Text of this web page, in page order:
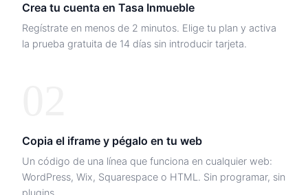
Crea tu cuenta en Tasa Inmueble
Regístrate en menos de 2 minutos. Elige tu plan y activa
la prueba gratuita de 14 días sin introducir tarjeta.
Copia el iframe y pégalo en tu web
Un código de una línea que funciona en cualquier web:
WordPress, Wix, Squarespace o HTML. Sin programar, sin
plugins.